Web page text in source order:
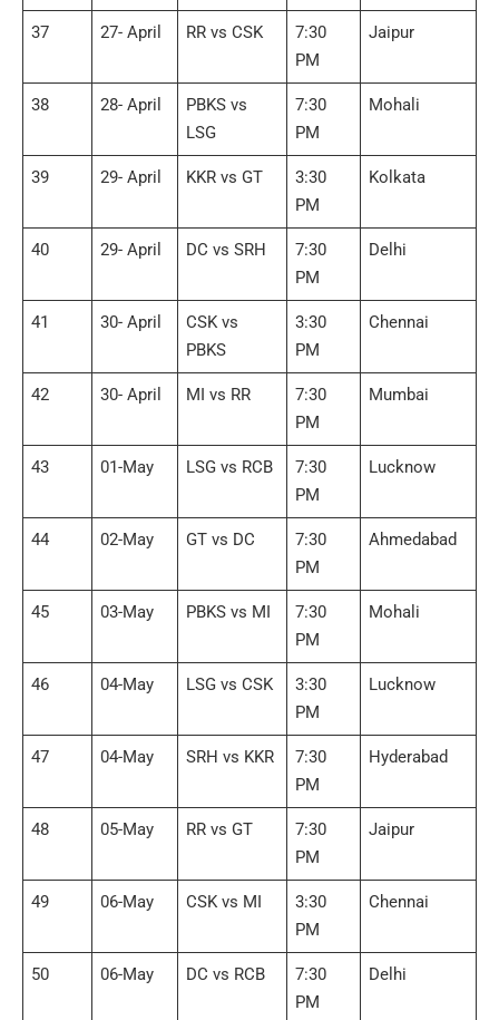
37 27- April RR vs CSK
7:30
PM
Jaipur
38 28- April
PBKS vs
LSG
7:30
PM
Mohali
39 29- April KKR vs GT
3:30
PM
Kolkata
40 29- April DC vs SRH
7:30
PM
Delhi
41 30- April
CSK vs
PBKS
3:30
PM
Chennai
42 30- April MI vs RR
7:30
PM
Mumbai
43 01-May LSG vs RCB
7:30
PM
Lucknow
44 02-May GT vs DC
7:30
PM
Ahmedabad
45 03-May PBKS vs MI
7:30
PM
Mohali
46 04-May LSG vs CSK
3:30
PM
Lucknow
47 04-May SRH vs KKR
7:30
PM
Hyderabad
48 05-May RR vs GT
7:30
PM
Jaipur
49 06-May CSK vs MI
3:30
PM
Chennai
50 06-May DC vs RCB
7:30
PM
Delhi